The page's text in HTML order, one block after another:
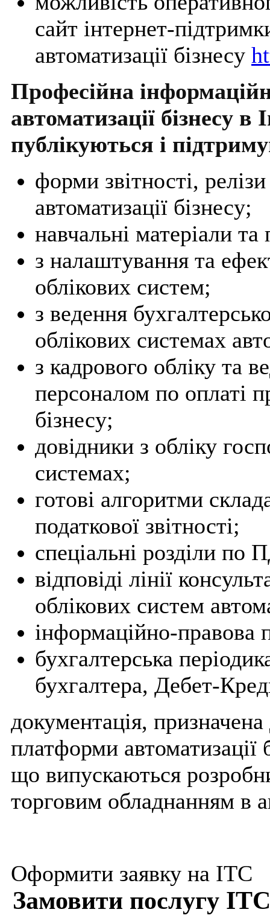
сайт інтернет-
автоматизації бізнесу
Професійна
автоматизації бізнесу в
публікуються і
форми звітності,
автоматизації бізнесу;
навчальні матеріали
з налаштування та
облікових систем;
з ведення
облікових системах
з кадрового обліку та
персоналом по оплаті
бізнесу;
довідники з обліку
системах;
готові алгоритми
податкової звітності;
спеціальні розділи по
відповіді лінії
облікових систем
інформаційно-
бухгалтерська
бухгалтера, Дебет-
документація,
платформи автоматизації
що випускаються
торговим обладнанням в
Оформити заявку на ІТС
Замовити послугу ІТС